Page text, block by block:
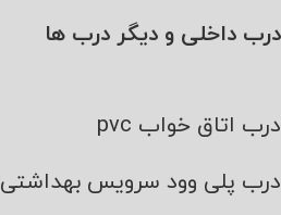
درب داخلی و دیگر درب ها
درب اتاق خواب pvc
درب پلی وود سرویس بهداشتی